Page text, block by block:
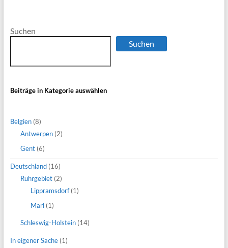
Suchen
Suchen
Beiträge in Kategorie auswählen
Belgien(8)
Antwerpen(2)
Gent(6)
Deutschland(16)
Ruhrgebiet(2)
Lippramsdorf(1)
Marl(1)
Schleswig-Holstein(14)
In eigener Sache(1)